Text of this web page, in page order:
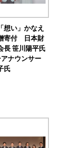
想い」かなえ
寄付 日本財
長 笹川陽平氏
ナウンサー
氏